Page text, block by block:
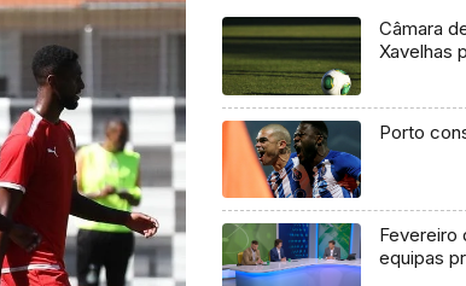
Câmara
Xavelhas
Porto
Fevereiro
equipas